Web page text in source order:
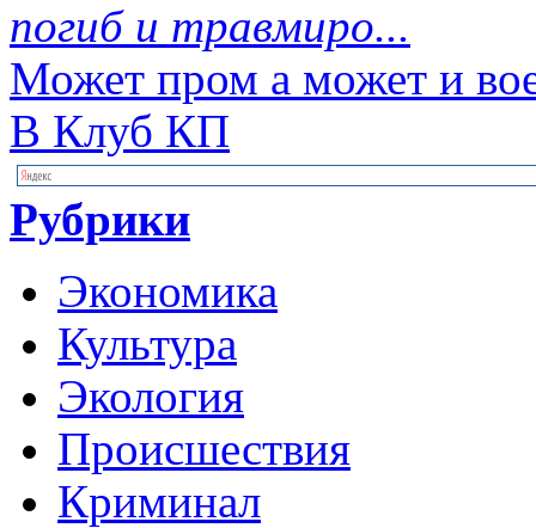
погиб и травмиро...
Может пром а может и
В Клуб КП
Рубрики
Экономика
Культура
Экология
Происшествия
Криминал